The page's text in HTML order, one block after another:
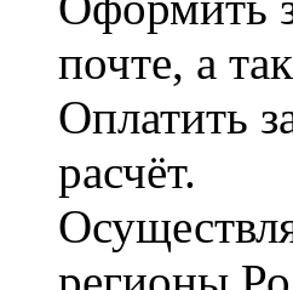
почте, а
Оплатить
расчёт.